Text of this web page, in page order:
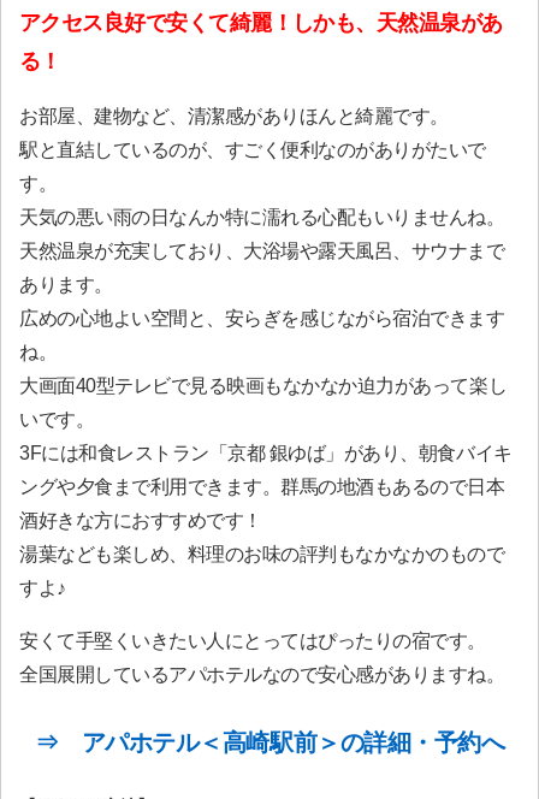
アクセス良好で安くて綺麗！しかも、天然温泉があ
る！
お部屋、建物など、清潔感がありほんと綺麗です。
駅と直結しているのが、すごく便利なのがありがたいで
す。
天気の悪い雨の日なんか特に濡れる心配もいりませんね。
天然温泉が充実しており、大浴場や露天風呂、サウナまで
あります。
広めの心地よい空間と、安らぎを感じながら宿泊できます
ね。
大画面40型テレビで見る映画もなかなか迫力があって楽し
いです。
3Fには和食レストラン「京都 銀ゆば」があり、朝食バイキ
ングや夕食まで利用できます。群馬の地酒もあるので日本
酒好きな方におすすめです！
湯葉なども楽しめ、料理のお味の評判もなかなかのもので
すよ♪
安くて手堅くいきたい人にとってはぴったりの宿です。
全国展開しているアパホテルなので安心感がありますね。
⇒ アパホテル＜高崎駅前＞の詳細・予約へ